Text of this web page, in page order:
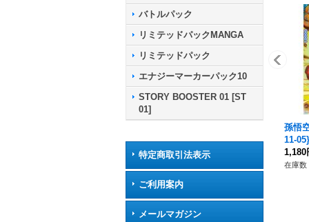
バトルパック
リミテッドパックMANGA
リミテッドパック
エナジーマーカーパック10
STORY BOOSTER 01 [ST
01]
特定商取引法表示
ご利用案内
メールマガジン
孫悟
11-05}
1,180
在庫数